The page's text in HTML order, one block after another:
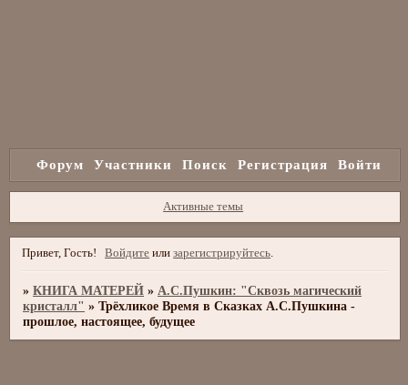
Форум Участники Поиск Регистрация Войти
Активные темы
Привет, Гость! Войдите илизарегистрируйтесь
»КНИГА МАТЕРЕЙ » А.С.Пушкин: "Сквозь магический
кристалл" »Трёхликое Время в Сказках А.С.Пушкина -
прошлое, настоящее, будущее